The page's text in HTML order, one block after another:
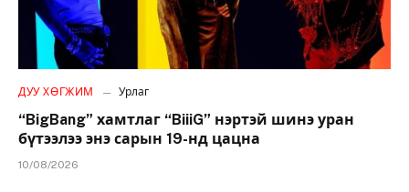
ДУУ ХӨГЖИМ Урлаг
“BigBang” хамтлаг “BiiiG” нэртэй шинэ уран
бүтээлээ энэ сарын 19-нд цацна
10/08/2026